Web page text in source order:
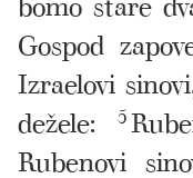
Gospod
Izraelovi
dežele:
5
Rubenovi